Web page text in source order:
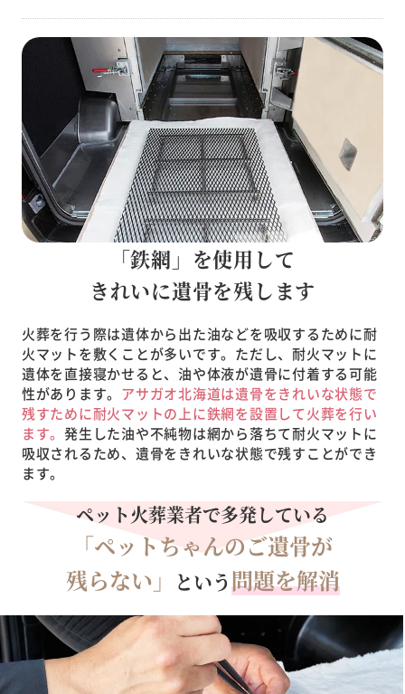
「鉄網」を使用して
きれいに遺骨を残します
火葬を行う際は遺体から出た油などを吸収するために耐
火マットを敷くことが多いです。ただし、耐火マットに
遺体を直接寝かせると、油や体液が遺骨に付着する可能
性があります。 アサガオ北海道は遺骨をきれいな状態で
残すために耐火マットの上に鉄網を設置して火葬を行い
ます。 発生した油や不純物は網から落ちて耐火マットに
吸収されるため、遺骨をきれいな状態で残すことができ
ます。
ペット火葬業者で多発している
「ペットちゃんのご遺骨が
残らない」
という問題を解消